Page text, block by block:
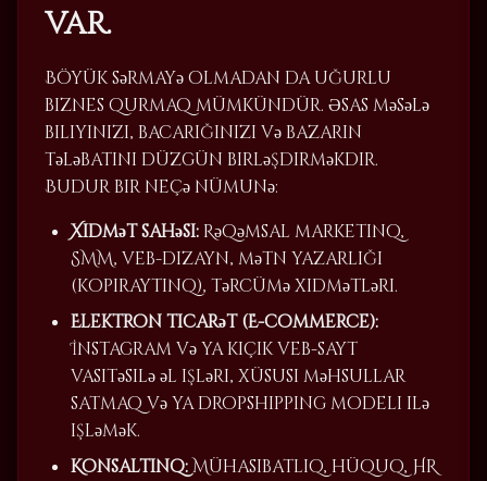
var.
Böyük sərmayə olmadan da uğurlu
biznes qurmaq mümkündür. Əsas məsələ
biliyinizi, bacarığınızı və bazarın
tələbatını düzgün birləşdirməkdir.
Budur bir neçə nümunə:
Xidmət sahəsi: Rəqəmsal marketinq,
SMM, veb-dizayn, mətn yazarlığı
(kopiraytinq), tərcümə xidmətləri.
Elektron ticarət (E-commerce):
İnstagram və ya kiçik veb-sayt
vasitəsilə əl işləri, xüsusi məhsullar
satmaq və ya dropshipping modeli ilə
işləmək.
Konsaltinq:Mühasibatlıq, hüquq, HR